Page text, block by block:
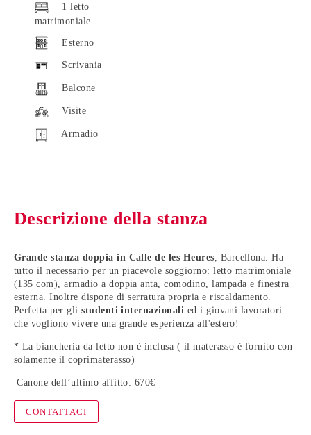
1 letto
matrimoniale
Esterno
Scrivania
Balcone
Visite
Armadio
Descrizione della stanza
Grande stanza doppia in Calle de les Heures , Barcellona. Ha
tutto il necessario per un piacevole soggiorno: letto matrimoniale
(135 com), armadio a doppia anta, comodino, lampada e finestra
esterna. Inoltre dispone di serratura propria e riscaldamento.
Perfetta per glistudenti internazionali ed i giovani lavoratori
che vogliono vivere una grande esperienza all'estero!
* La biancheria da letto non è inclusa ( il materasso è fornito con
solamente il coprimaterasso)
Canone dell’ultimo affitto: 670€
CONTATTACI